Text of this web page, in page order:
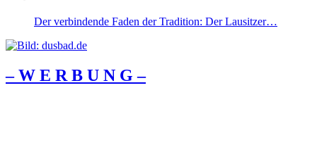
Der verbindende Faden der Tradition: Der Lausitzer…
– W Ε R Β U Ν G –